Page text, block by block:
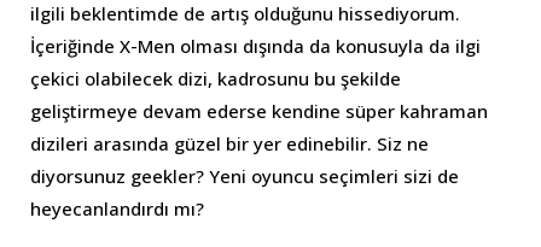
ilgili beklentimde de artış olduğunu hissediyorum.
İçeriğinde X-Men olması dışında da konusuyla da ilgi
çekici olabilecek dizi, kadrosunu bu şekilde
geliştirmeye devam ederse kendine süper kahraman
dizileri arasında güzel bir yer edinebilir. Siz ne
diyorsunuz geekler? Yeni oyuncu seçimleri sizi de
heyecanlandırdı mı?